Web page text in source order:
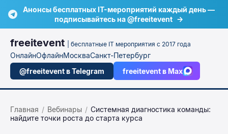
Анонсы бесплатных IT-мероприятий каждый день —
подписывайтесь на @freeitevent →
freeitevent | бесплатные IT мероприятия с 2017 года
ОнлайнОфлайнМоскваСанкт-Петербург
@freeitevent в Telegram
freeitevent в Max
Главная / Вебинары / Системная диагностика команды:
найдите точки роста до старта курса